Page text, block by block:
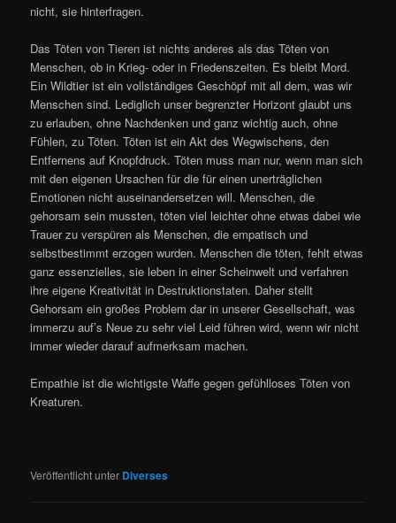
nicht, sie hinterfragen.
Das Töten von Tieren ist nichts anderes als das Töten von
Menschen, ob in Krieg- oder in Friedenszeiten. Es bleibt Mord.
Ein Wildtier ist ein vollständiges Geschöpf mit all dem, was wir
Menschen sind. Lediglich unser begrenzter Horizont glaubt uns
zu erlauben, ohne Nachdenken und ganz wichtig auch, ohne
Fühlen, zu Töten. Töten ist ein Akt des Wegwischens, den
Entfernens auf Knopfdruck. Töten muss man nur, wenn man sich
mit den eigenen Ursachen für die für einen unerträglichen
Emotionen nicht auseinandersetzen will. Menschen, die
gehorsam sein mussten, töten viel leichter ohne etwas dabei wie
Trauer zu verspüren als Menschen, die empatisch und
selbstbestimmt erzogen wurden. Menschen die töten, fehlt etwas
ganz essenzielles, sie leben in einer Scheinwelt und verfahren
ihre eigene Kreativität in Destruktionstaten. Daher stellt
Gehorsam ein großes Problem dar in unserer Gesellschaft, was
immerzu auf’s Neue zu sehr viel Leid führen wird, wenn wir nicht
immer wieder darauf aufmerksam machen.
Empathie ist die wichtigste Waffe gegen gefühlloses Töten von
Kreaturen.
Veröffentlicht unter Diverses